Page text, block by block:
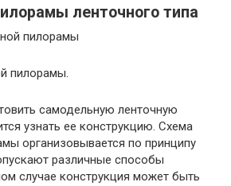
ленточного типа
пилорамы.
самодельную ленточную
узнать ее конструкцию. Схема
организовывается по принципу
различные способы
случае конструкция может быть